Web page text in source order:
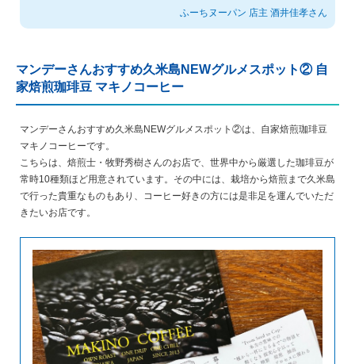
ふーちヌーパン 店主 酒井佳孝さん
マンデーさんおすすめ久米島NEWグルメスポット② 自
家焙煎珈琲豆 マキノコーヒー
マンデーさんおすすめ久米島NEWグルメスポット②は、自家焙煎珈琲豆
マキノコーヒーです。
こちらは、焙煎士・牧野秀樹さんのお店で、世界中から厳選した珈琲豆が
常時10種類ほど用意されています。その中には、栽培から焙煎まで久米島
で行った貴重なものもあり、コーヒー好きの方には是非足を運んでいただ
きたいお店です。